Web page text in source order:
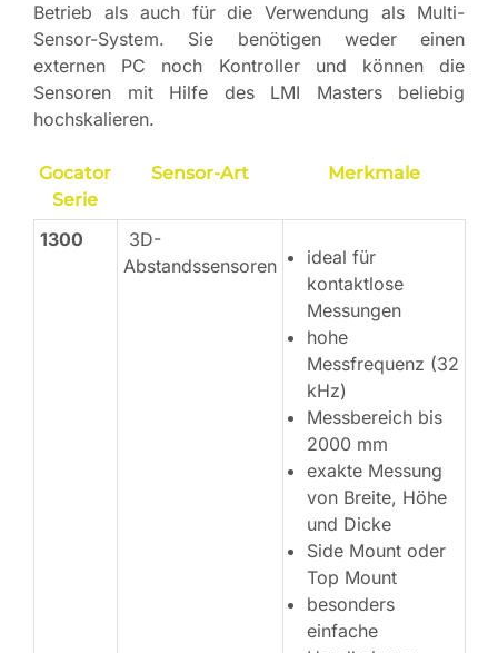
Betrieb als auch für die Verwendung als Multi-
Sensor-System. Sie benötigen weder einen
externen PC noch Kontroller und können die
Sensoren mit Hilfe des LMI Masters beliebig
hochskalieren.
Gocator
Serie
Sensor-Art Merkmale
1300
3D-
Abstandssensoren
ideal für
kontaktlose
Messungen
hohe
Messfrequenz (32
kHz)
Messbereich bis
2000 mm
exakte Messung
von Breite, Höhe
und Dicke
Side Mount oder
Top Mount
besonders
einfache